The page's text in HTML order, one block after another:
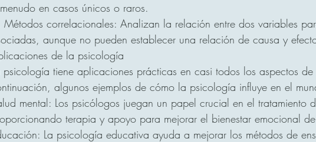
en casos únicos o raros.
correlacionales: Analizan la relación entre dos variables
aunque no pueden establecer una relación de causa y
de la psicología
psicología tiene aplicaciones prácticas en casi todos los aspectos
algunos ejemplos de cómo la psicología influye en el
mental: Los psicólogos juegan un papel crucial en el tratamiento
terapia y apoyo para mejorar el bienestar emocional
La psicología educativa ayuda a mejorar los métodos de